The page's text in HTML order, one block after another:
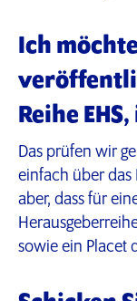
Ich
Reihe
Das prüfen wir
einfach über das
aber, dass für
sowie ein Placet